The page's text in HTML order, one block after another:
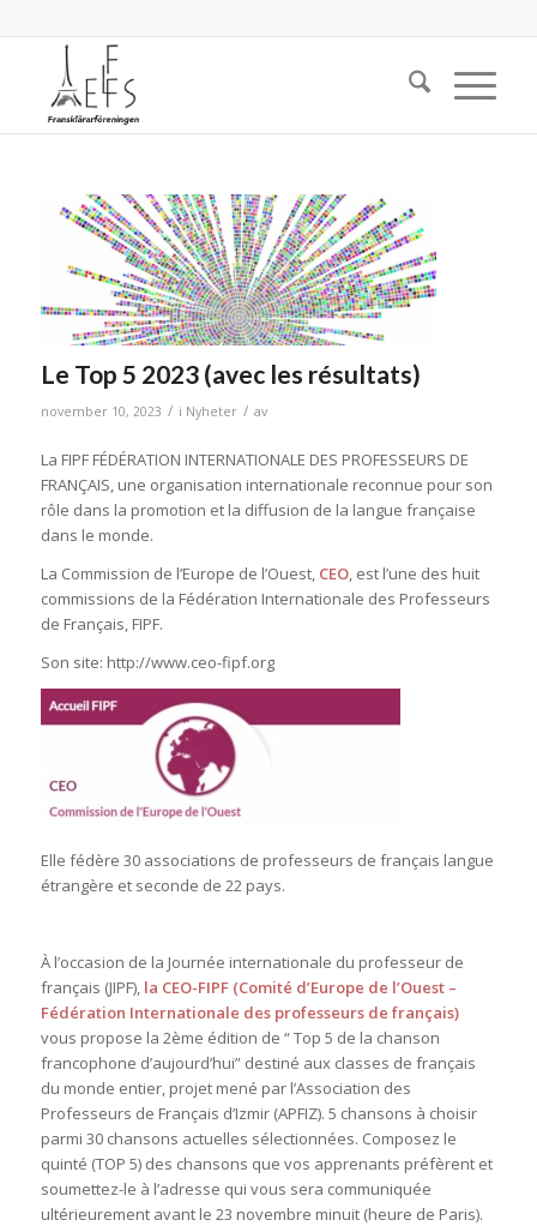
Le Top 5 2023 (avec les résultats)
november 10, 2023 / i Nyheter / av
La FIPF FÉDÉRATION INTERNATIONALE DES PROFESSEURS DE
FRANÇAIS, une organisation internationale reconnue pour son
rôle dans la promotion et la diffusion de la langue française
dans le monde.
La Commission de l’Europe de l’Ouest, CEO, est l’une des huit
commissions de la Fédération Internationale des Professeurs
de Français, FIPF.
Son site: http://www.ceo-fipf.org
Elle fédère 30 associations de professeurs de français langue
étrangère et seconde de 22 pays.
À l’occasion de la Journée internationale du professeur de
français (JIPF), la CEO-FIPF (Comité d’Europe de l’Ouest –
Fédération Internationale des professeurs de français)
vous propose la 2ème édition de “ Top 5 de la chanson
francophone d’aujourd’hui” destiné aux classes de français
du monde entier, projet mené par l’Association des
Professeurs de Français d’Izmir (APFIZ). 5 chansons à choisir
parmi 30 chansons actuelles sélectionnées. Composez le
quinté (TOP 5) des chansons que vos apprenants préfèrent et
soumettez-le à l’adresse qui vous sera communiquée
ultérieurement avant le 23 novembre minuit (heure de Paris).